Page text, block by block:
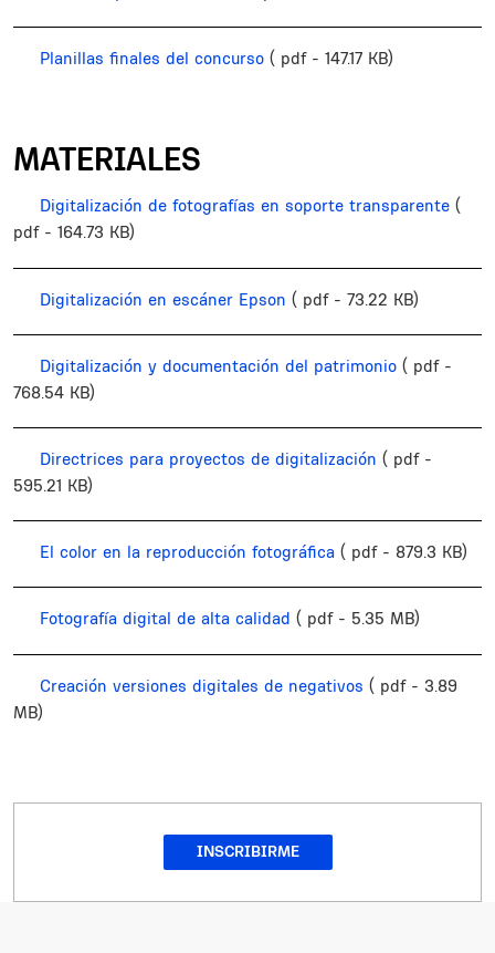
Planillas finales del concurso ( pdf - 147.17 KB)
MATERIALES
Digitalización de fotografías en soporte transparente (
pdf - 164.73 KB)
Digitalización en escáner Epson ( pdf - 73.22 KB)
Digitalización y documentación del patrimonio ( pdf -
768.54 KB)
Directrices para proyectos de digitalización ( pdf -
595.21 KB)
El color en la reproducción fotográfica ( pdf - 879.3 KB)
Fotografía digital de alta calidad ( pdf - 5.35 MB)
Creación versiones digitales de negativos ( pdf - 3.89
MB)
INSCRIBIRME